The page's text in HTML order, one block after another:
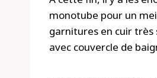
monotube pour un
garnitures en cuir très
avec couvercle de